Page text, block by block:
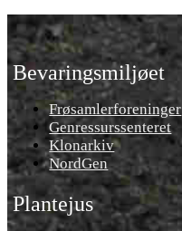
Bevaringsmiljøet
Frøsamlerforeninger
Genressurssenteret
Klonarkiv
NordGen
Plantejus